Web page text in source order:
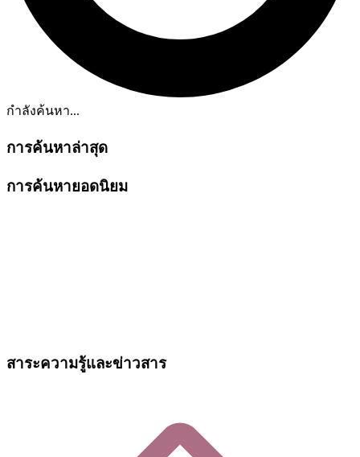
กำลังค้นหา...
การค้นหาล่าสุด
การค้นหายอดนิยม
สาระความรู้และข่าวสาร